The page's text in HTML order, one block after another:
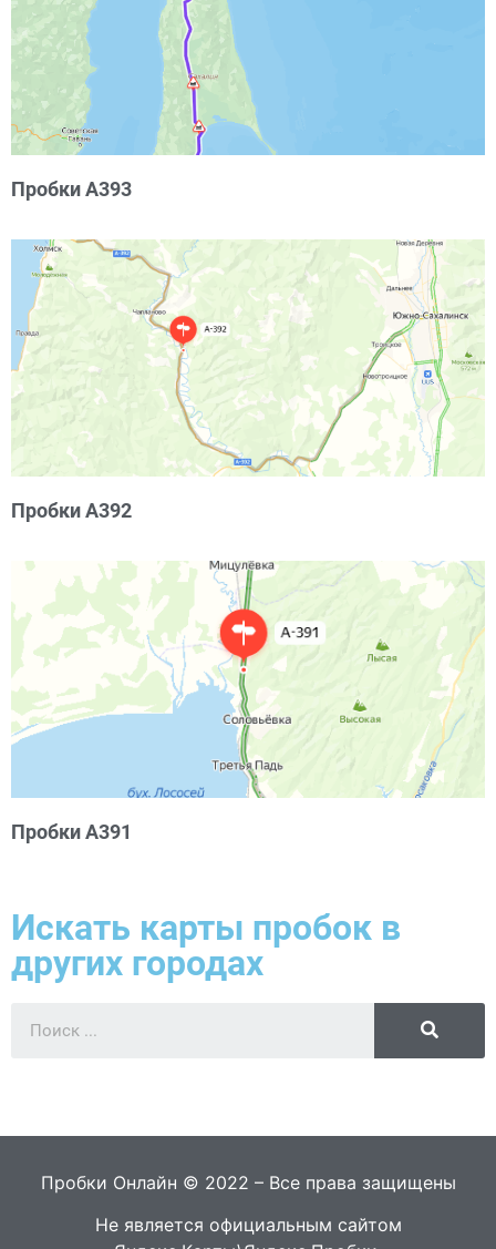
Пробки А393
Пробки А392
Пробки А391
Искать карты пробок в
других городах
Пробки Онлайн © 2022 – Все права защищены
Не является официальным сайтом